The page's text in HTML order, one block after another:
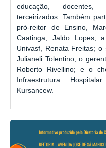
educação, docentes,
terceirizados. Também
pró-reitor de Ensino,
Caatinga, Jaldo Lopes;
Univasf, Renata Freitas; o
Julianeli Tolentino; o
Roberto Rivellino; e o
Infraestrutura Hospitalar
Kursancew.